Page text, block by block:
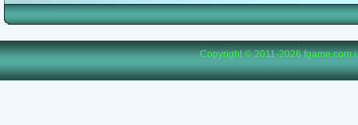
Copyright © 2011-2026